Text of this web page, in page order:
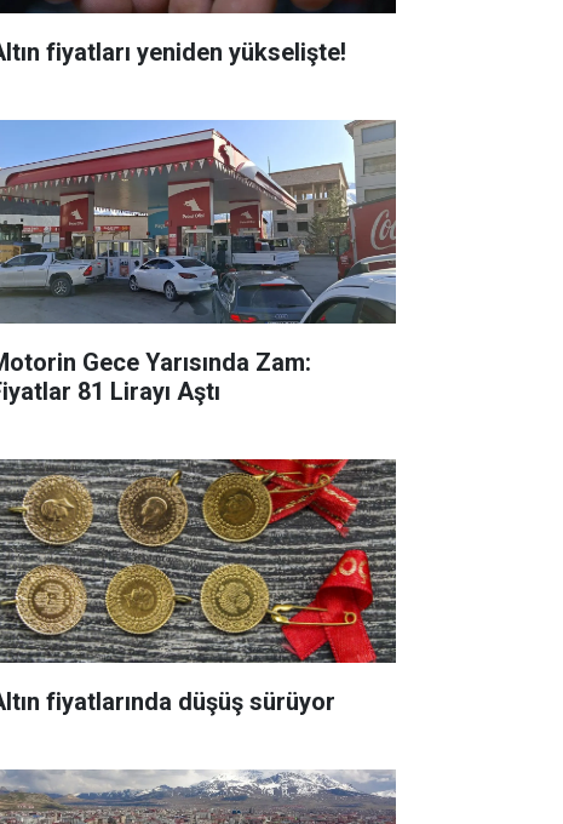
fiyatları yeniden yükselişte!
Gece Yarısında Zam:
81 Lirayı Aştı
fiyatlarında düşüş sürüyor